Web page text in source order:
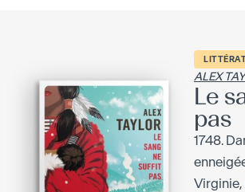
ALEX
Le
pas
1748.